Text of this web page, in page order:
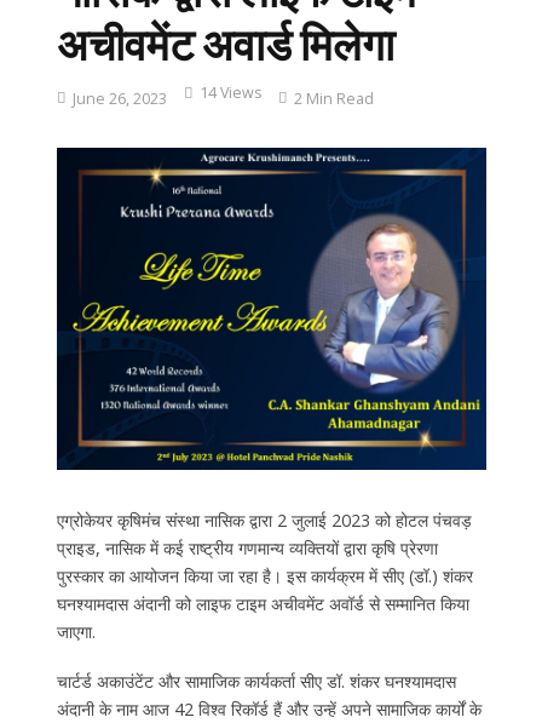
अचीवमेंट अवार्ड मिलेगा
June 26, 2023 14 Views 2 Min Read
एग्रोकेयर कृषिमंच संस्था नासिक द्वारा 2 जुलाई 2023 को होटल पंचवड़
प्राइड, नासिक में कई राष्ट्रीय गणमान्य व्यक्तियों द्वारा कृषि प्रेरणा
पुरस्कार का आयोजन किया जा रहा है। इस कार्यक्रम में सीए (डॉ.) शंकर
घनश्‍यामदास अंदानी को लाइफ टाइम अचीवमेंट अवॉर्ड से सम्मानित किया
जाएगा.
चार्टर्ड अकाउंटेंट और सामाजिक कार्यकर्ता सीए डॉ. शंकर घनश्यामदास
अंदानी के नाम आज 42 विश्व रिकॉर्ड हैं और उन्हें अपने सामाजिक कार्यों के